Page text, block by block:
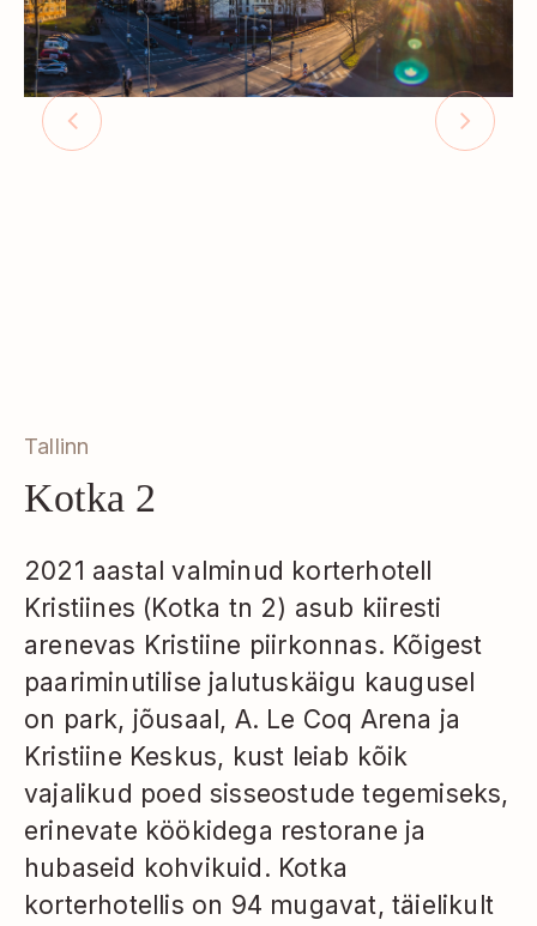
Tallinn
Kotka 2
2021 aastal valminud korterhotell
Kristiines (Kotka tn 2) asub kiiresti
arenevas Kristiine piirkonnas. Kõigest
paariminutilise jalutuskäigu kaugusel
on park, jõusaal, A. Le Coq Arena ja
Kristiine Keskus, kust leiab kõik
vajalikud poed sisseostude tegemiseks,
erinevate köökidega restorane ja
hubaseid kohvikuid. Kotka
korterhotellis on 94 mugavat, täielikult